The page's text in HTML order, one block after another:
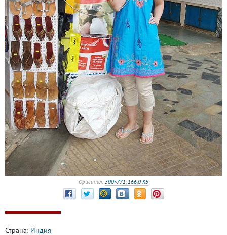
Оригинал: 500×771, 166,0 КБ
Страна: Индия